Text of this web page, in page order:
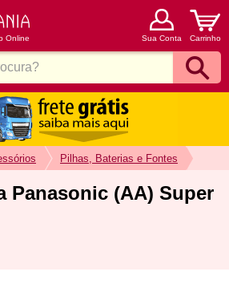
Online Sua Conta Carrinho
Pilhas, Baterias e Fontes
Panasonic (AA) Super